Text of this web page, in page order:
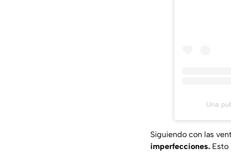
Una
Siguiendo con las
imperfecciones. Esto